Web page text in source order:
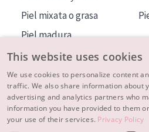
Piel mixata o grasa
Piel madura
Piel expuesta al sol
Piel menopáusica
MÁS SOBRE NOSOTROS
INSPIRACIÓN
This website uses cookies
We use cookies to personalize content
traffic. We also share information about
advertising and analytics partners who
information you have provided to them
your use of their services. Privacy Policy